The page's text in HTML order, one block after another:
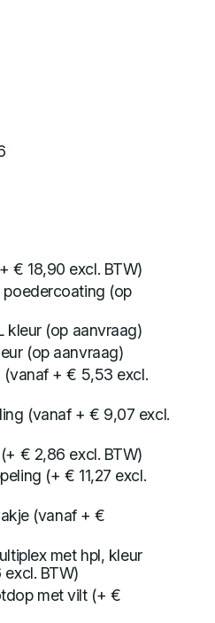
€ 18,90 excl. BTW)
(op
kleur (op aanvraag)
(op aanvraag)
(vanaf + € 5,53 excl.
(vanaf + € 9,07 excl.
€ 2,86 excl. BTW)
(+ € 11,27 excl.
(vanaf + €
met hpl, kleur
BTW)
met vilt (+ €